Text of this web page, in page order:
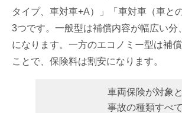
タイプ、車対車+A）」「車対車（車と
3つです。一般型は補償内容が幅広い分
になります。一方のエコノミー型は補
ことで、保険料は割安になります。
車両保険が対象
事故の種類すべ